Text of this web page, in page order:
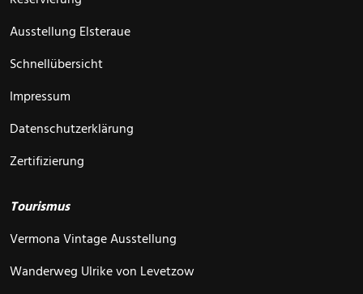
Ausstellung Elsteraue
Schnellübersicht
Impressum
Datenschutzerklärung
Zertifizierung
Tourismus
Vermona Vintage Ausstellung
Wanderweg Ulrike von Levetzow